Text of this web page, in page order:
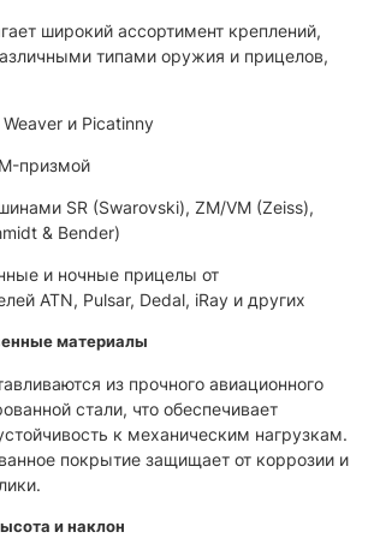
широкий ассортимент креплений,
типами оружия и прицелов,
и Picatinny
призмой
SR (Swarovski), ZM/VM (Zeiss),
& Bender)
и ночные прицелы от
ATN, Pulsar, Dedal, iRay и других​
материалы
из прочного авиационного
стали, что обеспечивает
к механическим нагрузкам.
покрытие защищает от коррозии и
и наклон